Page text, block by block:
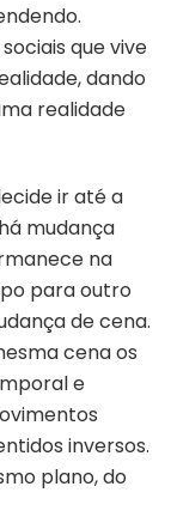
que vive
dando
realidade
ir até a
mudança
na
para outro
de cena.
cena os
e
inversos.
plano, do